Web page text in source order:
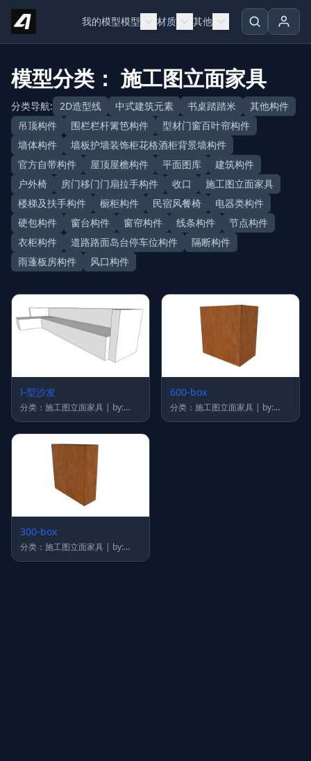
Skip to content
我的模型模型 材质 其他
模型分类： 施工图立面家具
分类导航: 2D造型线 中式建筑元素 书桌踏踏米
其他构件
吊顶构件
围栏栏杆篱笆构件
型材门窗百叶帘构件
墙体构件
墙板护墙装饰柜花格酒柜背景墙构件
官方自带构件
屋顶屋檐构件 平面图库
建筑构件
户外椅
房门移门门扇拉手构件 收口
施工图立面家具
楼梯及扶手构件
橱柜构件 民宿风餐椅
电器类构件
硬包构件
窗台构件 窗帘构件 线条构件
节点构件
衣柜构件
道路路面岛台停车位构件
隔断构件
雨蓬板房构件
风口构件
l-型沙发
分类：施工图立面家具 | by:
600-box
分类：施工图立面家具 | by:
300-box
分类：施工图立面家具 | by: